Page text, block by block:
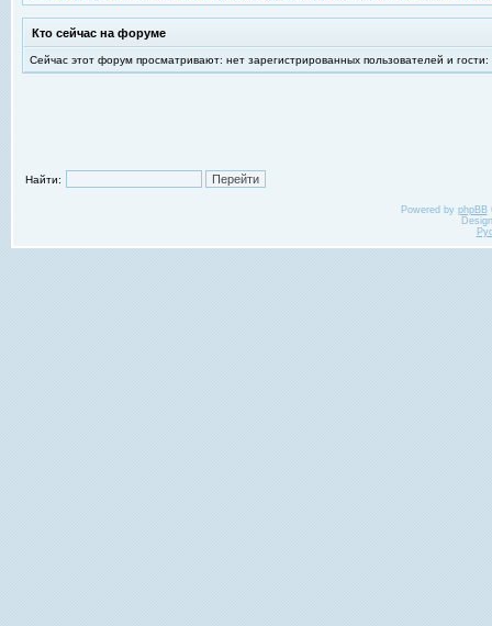
Кто сейчас на форуме
Сейчас этот форум просматривают: нет зарегистрированных пользователей и гости:
Найти:
Powered by phpBB